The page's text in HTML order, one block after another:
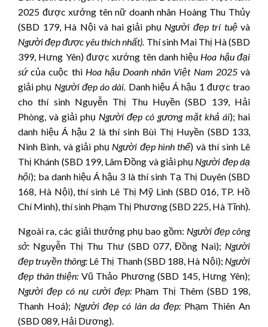
2025 được xướng tên nữ doanh nhân Hoàng Thu Thủy
(SBD 179, Hà Nội và hai giải phụ Người đẹp trí tuệ và
Người đẹp được yêu thích nhất). Thí sinh Mai Thị Hà (SBD
399, Hưng Yên) được xướng tên danh hiệu Hoa hậu đại
sứcủa cuộc thiHoa hậu Doanh nhân Việt Nam 2025và
giải phụ Người đẹp áo dài. Danh hiệu Á hậu 1 được trao
cho thí sinh Nguyễn Thị Thu Huyền (SBD 139, Hải
Phòng, và giải phụ Người đẹp có gương mặt khả ái); hai
danh hiệu Á hậu 2 là thí sinh Bùi Thị Huyền (SBD 133,
Ninh Bình, và giải phụ Người đẹp hình thể) và thí sinh Lê
Thị Khánh (SBD 199, Lâm Đồng và giải phụ Người đẹp dạ
hội); ba danh hiệu Á hậu 3 là thí sinh Tạ Thị Duyên (SBD
168, Hà Nội), thí sinh Lê Thị Mỹ Linh (SBD 016, TP. Hồ
Chí Minh), thí sinh Phạm Thị Phương (SBD 225, Hà Tĩnh).
Ngoài ra, các giải thưởng phụ bao gồm: Người đẹp công
sở: Nguyễn Thị Thu Thư (SBD 077, Đồng Nai); Người
đẹp truyền thông:Lê Thị Thanh (SBD 188, Hà Nội); Người
đẹp thân thiện: Vũ Thảo Phương (SBD 145, Hưng Yên);
Người đẹp có nụ cười đẹp:Phạm Thị Thêm (SBD 198,
Thanh Hoá); Người đẹp có làn da đẹp: Phạm Thiên An
(SBD 089, Hải Dương).